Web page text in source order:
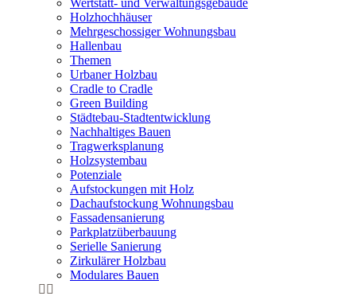
Wertstatt- und Verwaltungsgebäude
Holzhochhäuser
Mehrgeschossiger Wohnungsbau
Hallenbau
Themen
Urbaner Holzbau
Cradle to Cradle
Green Building
Städtebau-Stadtentwicklung
Nachhaltiges Bauen
Tragwerksplanung
Holzsystembau
Potenziale
Aufstockungen mit Holz
Dachaufstockung Wohnungsbau
Fassadensanierung
Parkplatzüberbauung
Serielle Sanierung
Zirkulärer Holzbau
Modulares Bauen